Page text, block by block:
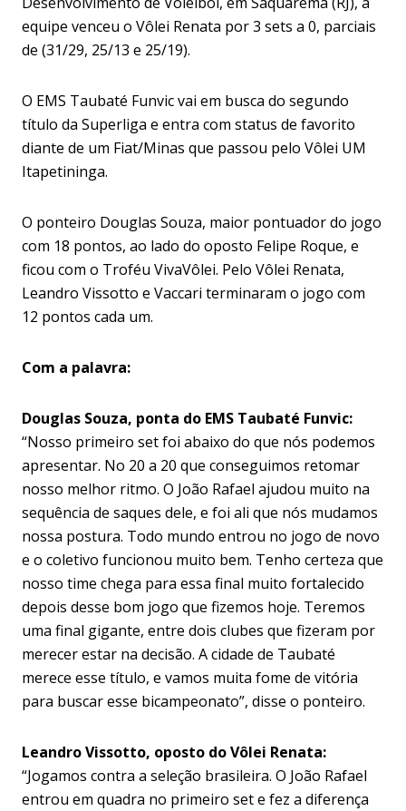
equipe venceu o Vôlei Renata por 3 sets a 0, parciais
de (31/29, 25/13 e 25/19).
O EMS Taubaté Funvic vai em busca do segundo
título da Superliga e entra com status de favorito
diante de um Fiat/Minas que passou pelo Vôlei UM
Itapetininga.
O ponteiro Douglas Souza, maior pontuador do jogo
com 18 pontos, ao lado do oposto Felipe Roque, e
ficou com o Troféu VivaVôlei. Pelo Vôlei Renata,
Leandro Vissotto e Vaccari terminaram o jogo com
12 pontos cada um.
Com a palavra:
Douglas Souza, ponta do EMS Taubaté Funvic:
“Nosso primeiro set foi abaixo do que nós podemos
apresentar. No 20 a 20 que conseguimos retomar
nosso melhor ritmo. O João Rafael ajudou muito na
sequência de saques dele, e foi ali que nós mudamos
nossa postura. Todo mundo entrou no jogo de novo
e o coletivo funcionou muito bem. Tenho certeza que
nosso time chega para essa final muito fortalecido
depois desse bom jogo que fizemos hoje. Teremos
uma final gigante, entre dois clubes que fizeram por
merecer estar na decisão. A cidade de Taubaté
merece esse título, e vamos muita fome de vitória
para buscar esse bicampeonato”, disse o ponteiro.
Leandro Vissotto, oposto do Vôlei Renata:
“Jogamos contra a seleção brasileira. O João Rafael
entrou em quadra no primeiro set e fez a diferença